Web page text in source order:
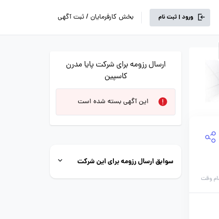
ورود | ثبت نام بخش کارفرمایان / ثبت آگهی
وقت
ارسال رزومه برای شرکت پایا مدرن
کاسپین
این آگهی بسته شده است
سوابق ارسال رزومه برای این شرکت